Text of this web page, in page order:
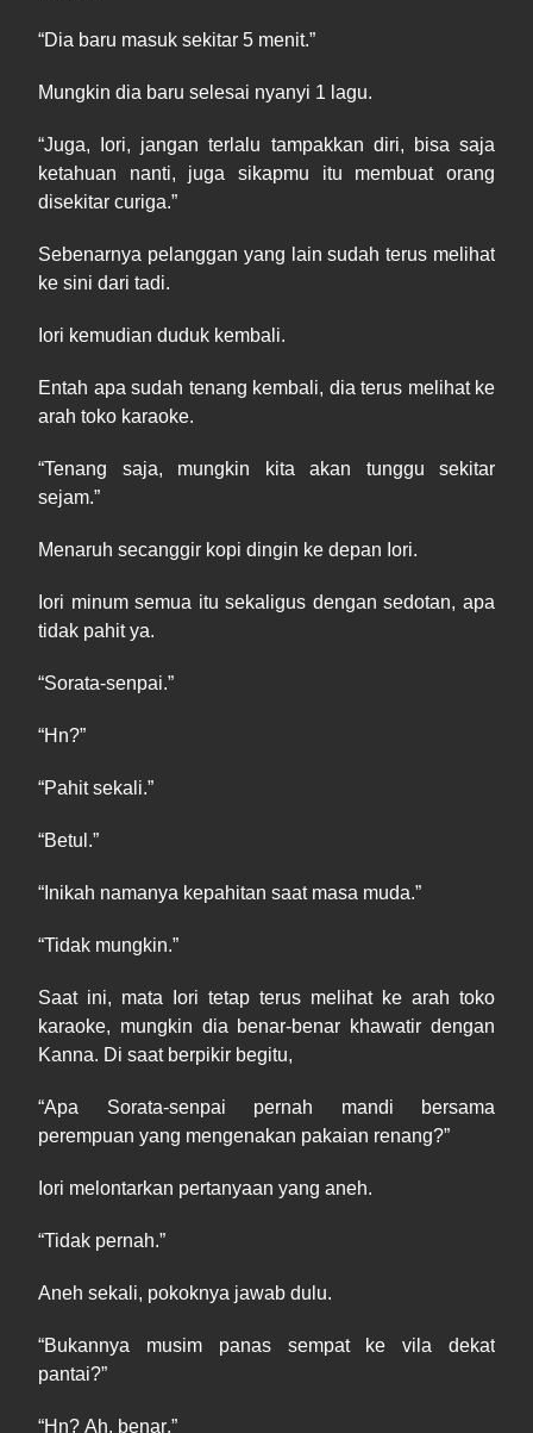
“Dia baru masuk sekitar 5 menit.”
Mungkin dia baru selesai nyanyi 1 lagu.
“Juga, Iori, jangan terlalu tampakkan diri, bisa saja
ketahuan nanti, juga sikapmu itu membuat orang
disekitar curiga.”
Sebenarnya pelanggan yang lain sudah terus melihat
ke sini dari tadi.
Iori kemudian duduk kembali.
Entah apa sudah tenang kembali, dia terus melihat ke
arah toko karaoke.
“Tenang saja, mungkin kita akan tunggu sekitar
sejam.”
Menaruh secanggir kopi dingin ke depan Iori.
Iori minum semua itu sekaligus dengan sedotan, apa
tidak pahit ya.
“Sorata-senpai.”
“Hn?”
“Pahitsekali.”
“Betul .”
“ Inikah namanya kepahitan saat masa muda.”
“Tidak mungkin.”
Saat ini, mata Iori tetap terus melihat ke arah toko
karaoke, mungkin dia benar-benar khawatir dengan
Kanna. Di saat berpikir begitu,
“Apa Sorata-senpai pernah mandi bersama
perempuan yang mengenakan pakaian renang?”
Iori melontarkan pertanyaan yang aneh.
“Tidak pernah.”
Aneh sekali, pokoknya jawab dulu.
“Bukannya musim panas sempat ke vila dekat
pantai?”
“Hn? Ah, benar.”